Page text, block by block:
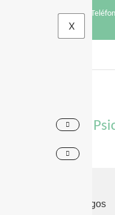
Montevideo – Uruguay |
info@casacalma.uyX
Formación en
Compartir con amigos